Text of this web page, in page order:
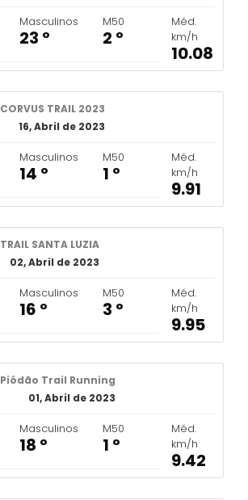
Masculinos
23 º
M50
2 º
Méd.
km/h
10.08
CORVUS TRAIL 2023
16, Abril de 2023
Masculinos
14 º
M50
1 º
Méd.
km/h
9.91
TRAIL SANTA LUZIA
02, Abril de 2023
Masculinos
16 º
M50
3 º
Méd.
km/h
9.95
Piódão Trail Running
01, Abril de 2023
Masculinos
18 º
M50
1 º
Méd.
km/h
9.42